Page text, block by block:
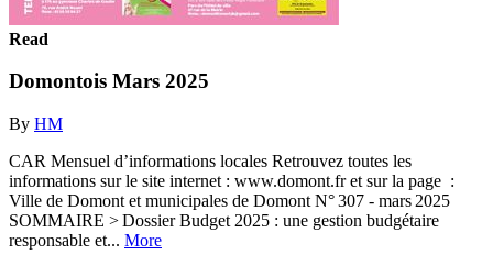
Read
Domontois Mars 2025
By HM
CAR Mensuel d’informations locales Retrouvez toutes les
informations sur le site internet : www.domont.fr et sur la page :
Ville de Domont et municipales de Domont N° 307 - mars 2025
SOMMAIRE > Dossier Budget 2025 : une gestion budgétaire
responsable et... More